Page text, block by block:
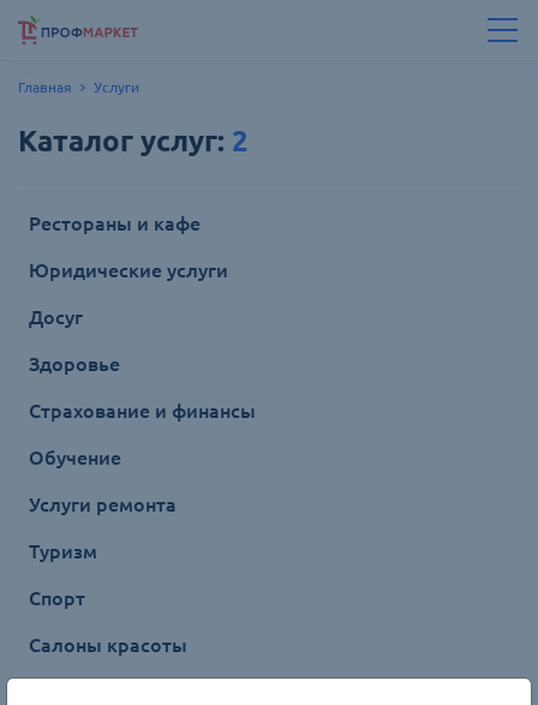
Главная Услуги
Каталог услуг: 2
Рестораны и кафе
Юридические услуги
Досуг
Здоровье
Страхование и финансы
Обучение
Услуги ремонта
Туризм
Спорт
Салоны красоты